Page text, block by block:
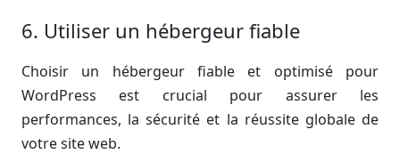
6. Utiliser un hébergeur fiable
Choisir un hébergeur fiable et optimisé pour
WordPress est crucial pour assurer les
performances, la sécurité et la réussite globale de
votre site web.